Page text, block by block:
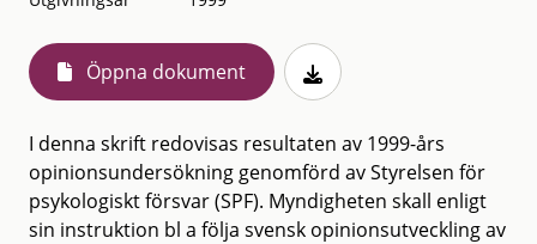
Öppna dokument
I denna skrift redovisas resultaten av 1999-års
opinionsundersökning genomförd av Styrelsen för
psykologiskt försvar (SPF). Myndigheten skall enligt
sin instruktion bl a följa svensk opinionsutveckling av